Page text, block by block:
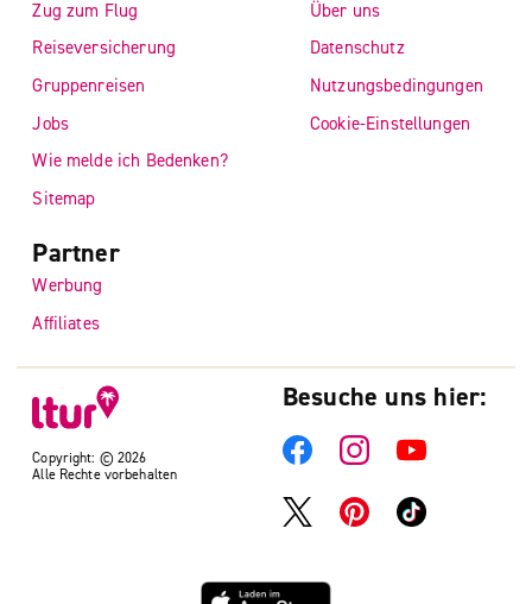
Copyright: © 2026
Alle Rechte vorbehalten
Zug zum Flug
Reiseversicherung
Gruppenreisen
Jobs
Wie melde ich Bedenken?
Sitemap
Über uns
Datenschutz
Nutzungsbedingungen
Cookie-Einstellungen
Partner
Werbung
Affiliates
Besuche uns hier: